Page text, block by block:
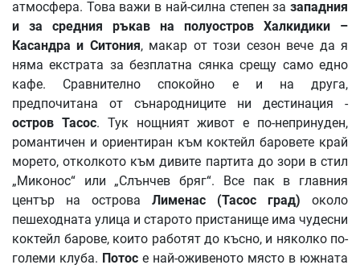
атмосфера. Това важи в най-силна степен за западния
и
за средния ръкав на полуостров Халкидики –
Касандра и Ситония, макар от този сезон вече да я
няма екстрата за безплатна сянка срещу само едно
кафе. Сравнително спокойно е и на друга,
предпочитана от сънародниците ни дестинация -
остров Тасос. Тук нощният живот е по-непринуден,
романтичен и ориентиран към коктейл баровете край
морето, отколкото към дивите партита до зори в стил
„Миконос“ или „Слънчев бряг“. Все пак в главния
център на острова Лименас (Тасос град) около
пешеходната улица и старото пристанище има чудесни
коктейл барове, които работят до късно, и няколко по-
големи клуба. Потос е най-оживеното място в южната